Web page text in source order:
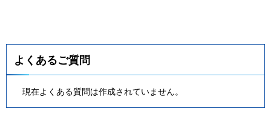
よくあるご質問
現在よくある質問は作成されていません。